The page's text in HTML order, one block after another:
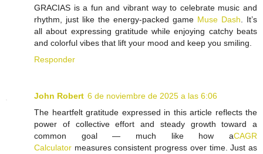
GRACIAS is a fun and vibrant way to celebrate music and
rhythm, just like the energy-packed game Muse Dash . It’s
all about expressing gratitude while enjoying catchy beats
and colorful vibes that lift your mood and keep you smiling.
Responder
John Robert 6 de noviembre de 2025 a las 6:06
The heartfelt gratitude expressed in this article reflects the
power of collective effort and steady growth toward a
common goal — much like how aCAGR
Calculator measures consistent progress over time. Just as